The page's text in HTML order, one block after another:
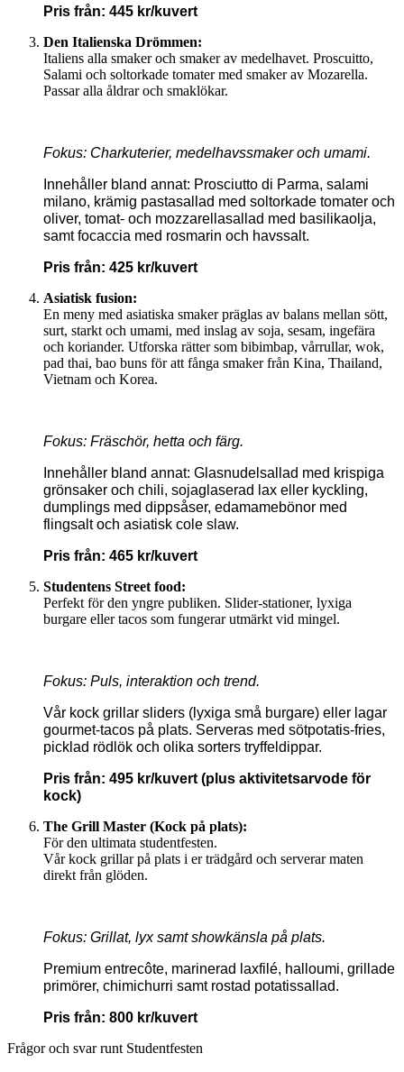
Pris från: 445 kr/kuvert
Den Italienska Drömmen:
Italiens alla smaker och smaker av medelhavet. Proscuitto,
Salami och soltorkade tomater med smaker av Mozarella.
Passar alla åldrar och smaklökar.
Fokus: Charkuterier, medelhavssmaker och umami.
Innehåller bland annat: Prosciutto di Parma, salami
milano, krämig pastasallad med soltorkade tomater och
oliver, tomat- och mozzarellasallad med basilikaolja,
samt focaccia med rosmarin och havssalt.
Pris från: 425 kr/kuvert
Asiatisk fusion:
En meny med asiatiska smaker präglas av balans mellan sött,
surt, starkt och umami, med inslag av soja, sesam, ingefära
och koriander. Utforska rätter som bibimbap, vårrullar, wok,
pad thai, bao buns för att fånga smaker från Kina, Thailand,
Vietnam och Korea.
Fokus: Fräschör, hetta och färg.
Innehåller bland annat: Glasnudelsallad med krispiga
grönsaker och chili, sojaglaserad lax eller kyckling,
dumplings med dippsåser, edamamebönor med
flingsalt och asiatisk cole slaw.
Pris från: 465 kr/kuvert
Studentens Street food:
Perfekt för den yngre publiken. Slider-stationer, lyxiga
burgare eller tacos som fungerar utmärkt vid mingel.
Fokus: Puls, interaktion och trend.
Vår kock grillar sliders (lyxiga små burgare) eller lagar
gourmet-tacos på plats. Serveras med sötpotatis-fries,
picklad rödlök och olika sorters tryffeldippar.
Pris från: 495 kr/kuvert (plus aktivitetsarvode för
kock)
The Grill Master (Kock på plats):
För den ultimata studentfesten.
Vår kock grillar på plats i er trädgård och serverar maten
direkt från glöden.
Fokus: Grillat, lyx samt showkänsla på plats.
Premium entrecôte, marinerad laxfilé, halloumi, grillade
primörer, chimichurri samt rostad potatissallad.
Pris från: 800 kr/kuvert
Frågor och svar runt Studentfesten